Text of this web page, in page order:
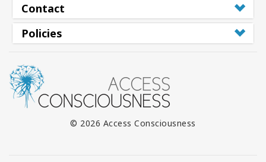
Contact
Policies
© 2026 Access Consciousness